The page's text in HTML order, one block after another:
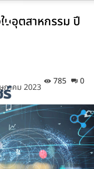
นอุตสาหกรรม ปี
0
785
ภาคม 2023